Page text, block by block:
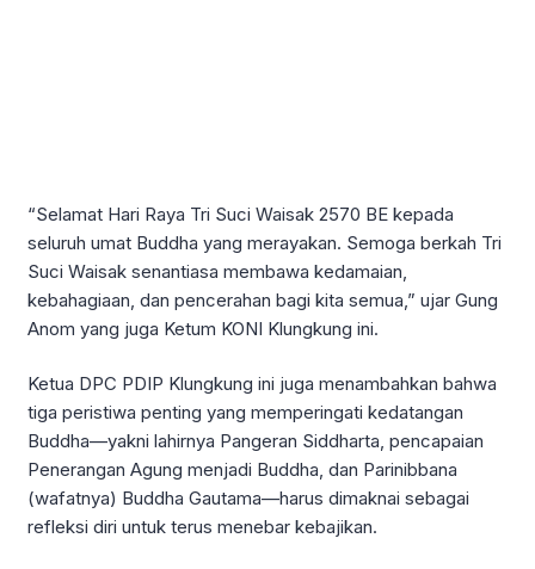
“Selamat Hari Raya Tri Suci Waisak 2570 BE kepada
seluruh umat Buddha yang merayakan. Semoga berkah Tri
Suci Waisak senantiasa membawa kedamaian,
kebahagiaan, dan pencerahan bagi kita semua,” ujar Gung
Anom yang juga Ketum KONI Klungkung ini.
Ketua DPC PDIP Klungkung ini juga menambahkan bahwa
tiga peristiwa penting yang memperingati kedatangan
Buddha—yakni lahirnya Pangeran Siddharta, pencapaian
Penerangan Agung menjadi Buddha, dan Parinibbana
(wafatnya) Buddha Gautama—harus dimaknai sebagai
refleksi diri untuk terus menebar kebajikan.